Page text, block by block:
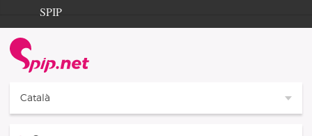
Aller au contenu
Aller à la navigation
SPIP
Documentation
Contribution
Català